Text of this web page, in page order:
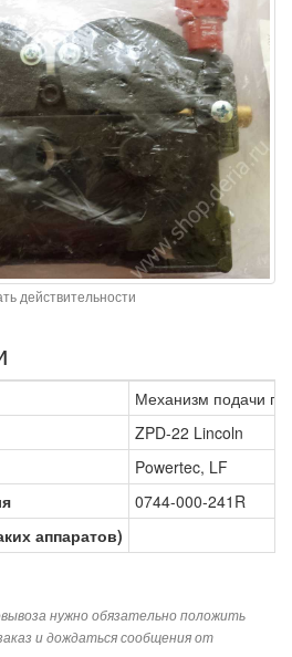
действительности
Механизм подачи
ZPD-22 Lincoln
Powertec, LF
0744-000-241R
аппаратов)
нужно обязательно положить
и дождаться сообщения от